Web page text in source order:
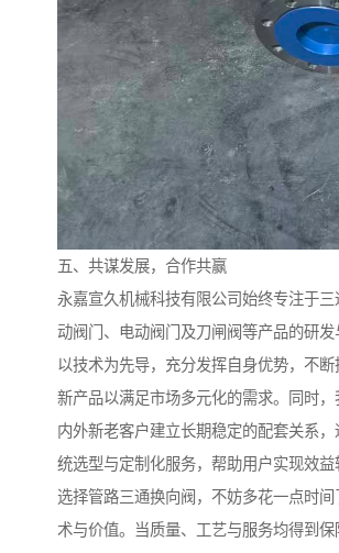
五、共谋发展，合作共赢
永嘉宣久机械科技有限公司始终专注于
动阀门、电动阀门及刀闸阀等产品的研发
以技术为先导，充分发挥自身优势，不
新产品以满足市场多元化的需求。同时，
内外新老客户建立长期稳定的配套关系，
统选型与定制化服务，帮助用户实现效益
选择管路三通换向阀，不妨多花一点时
术与价值。当质量、工艺与服务均得到